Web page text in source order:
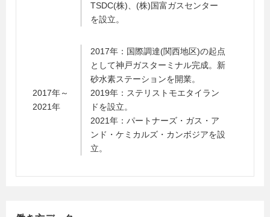
TSDC(株)、(株)国富ガスセンター
を設立。
2017年～
2021年
2017年：国際調達(関西地区)の起点
として神戸ガスターミナル完成。新
砂水素ステーションを開業。
2019年：ステリストモエタイラン
ドを設立。
2021年：パートナーズ・ガス・ア
ンド・ケミカルズ・カンボジアを設
立。